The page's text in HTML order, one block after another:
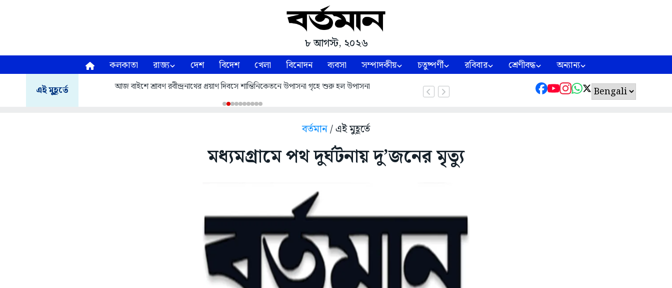
৮ আগস্ট, ২০২৬
কলকাতা রাজ্য দেশ বিদেশ খেলা বিনোদন ব্যবসা সম্পাদকীয় চতুষ্পর্ণী রবিবার শ্রেণীবদ্ধ অন্যান্য
এই মুহূর্তে আজ বাইশে শ্রাবণ রবীন্দ্রনাথের প্রয়াণ দিবসে শান্তিনিকেতনে উপাসনা গৃহে শুরু হল উপাসনা
বর্তমান/ এই মুহূর্তে
মধ্যমগ্রামে পথ দুর্ঘটনায় দু’জনের মৃত্যু